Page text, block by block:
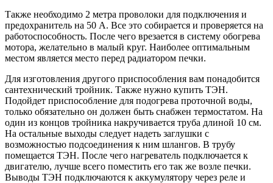
Также необходимо 2 метра проволоки для подключения и
предохранитель на 50 А. Все это собирается и проверяется на
работоспособность. После чего врезается в систему обогрева
мотора, желательно в малый круг. Наиболее оптимальным
местом является место перед радиатором печки.
Для изготовления другого приспособления вам понадобится
сантехнический тройник. Также нужно купить ТЭН.
Подойдет приспособление для подогрева проточной воды,
только обязательно он должен быть снабжен термостатом. На
один из концов тройника накручивается труба длиной 10 см.
На остальные выходы следует надеть заглушки с
возможностью подсоединения к ним шлангов. В трубу
помещается ТЭН. После чего нагреватель подключается к
двигателю, лучше всего поместить его так же возле печки.
Выводы ТЭН подключаются к аккумулятору через реле и